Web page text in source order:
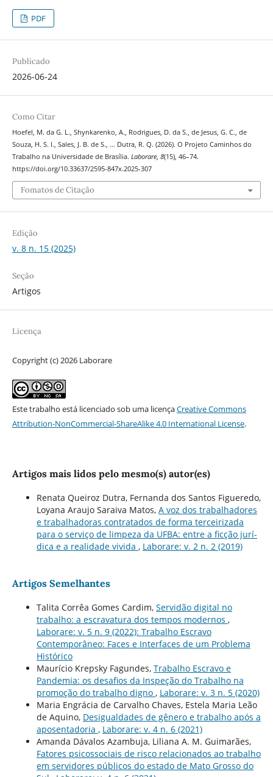
PDF
Publicado
2026-06-24
Como Citar
Hoefel, M. da G. L., Shynkarenko, A., Rodrigues, D. da S., de Jesus, G. C., de
Souza, H. S. I., Sales, J. B. de S., … Dutra, R. Q. (2026). O Projeto Caminhos do
Trabalho na Universidade de Brasília. Laborare, 8(15), 46–74.
https://doi.org/10.33637/2595-847x.2025-307
Fomatos de Citação
Edição
v. 8 n. 15 (2025)
Seção
Artigos
Licença
Copyright (c) 2026 Laborare
Este trabalho está licenciado sob uma licençaCreative Commons
Attribution-NonCommercial-ShareAlike 4.0 International License.
Artigos mais lidos pelo mesmo(s) autor(es)
Renata Queiroz Dutra, Fernanda dos Santos Figueredo,
Loyana Araujo Saraiva Matos, A voz dos trabalhadores
e trabalhadoras contratados de forma terceirizada
para o serviço de limpeza da UFBA: entre a ficção jurí­
dica e a realidade vivida , Laborare: v. 2 n. 2 (2019)
Artigos Semelhantes
Talita Corrêa Gomes Cardim, Servidão digital no
trabalho: a escravatura dos tempos modernos ,
Laborare: v. 5 n. 9 (2022): Trabalho Escravo
Contemporâneo: Faces e Interfaces de um Problema
Histórico
Maurício Krepsky Fagundes, Trabalho Escravo e
Pandemia: os desafios da Inspeção do Trabalho na
promoção do trabalho digno , Laborare: v. 3 n. 5 (2020)
Maria Engrácia de Carvalho Chaves, Estela Maria Leão
de Aquino, Desigualdades de gênero e trabalho após a
aposentadoria , Laborare: v. 4 n. 6 (2021)
Amanda Dávalos Azambuja, Liliana A. M. Guimarães,
Fatores psicossociais de risco relacionados ao trabalho
em servidores públicos do estado de Mato Grosso do